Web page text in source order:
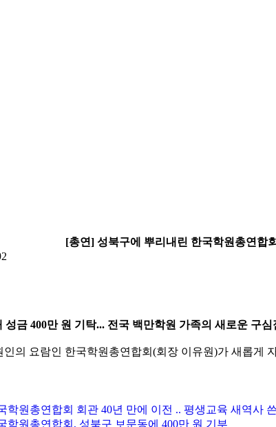
[총연] 성북구에 뿌리내린 한국학원총연합
금 400만 원 기탁... 전국 백만학원 가족의 새로운 구
의 요람인 한국학원총연합회(회장 이유원)가 새롭게
학원총연합회 회관 40년 만에 이전 .. 평생교육 새역사
학원총연합회, 성북구 보문동에 400만 원 기부